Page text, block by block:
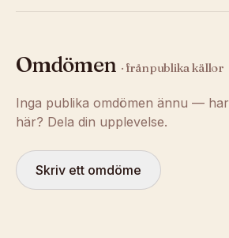
Omdömen · från publika källor
Inga publika omdömen ännu —
här? Dela din upplevelse.
Skriv ett omdöme